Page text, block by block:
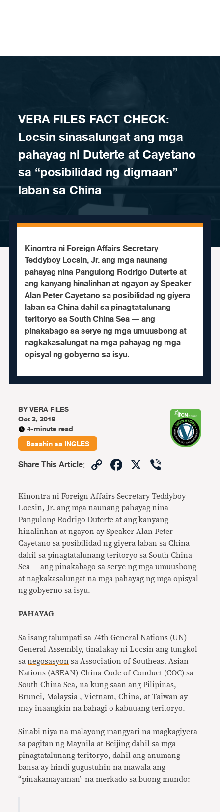
VERA FILES FACT CHECK:
Locsin sinasalungat ang mga
pahayag ni Duterte at Cayetano
sa “posibilidad ng digmaan”
laban sa China
Kinontra ni Foreign Affairs Secretary
Teddyboy Locsin, Jr. ang mga naunang
pahayag nina Pangulong Rodrigo Duterte at
ang kanyang hinalinhan at ngayon ay Speaker
Alan Peter Cayetano sa posibilidad ng giyera
laban sa China dahil sa pinagtatalunang
teritoryo sa South China Sea — ang
pinakabago sa serye ng mga umuusbong at
nagkakasalungat na mga pahayag ng mga
opisyal ng gobyerno sa isyu.
BYVERA FILES
Oct 2, 2019
4-minute read
Basahin saINGLES
Share This Article: CopyFacebook
X
Kinontra ni Foreign Affairs Secretary Teddyboy
Locsin, Jr. ang mga naunang pahayag nina
Pangulong Rodrigo Duterte at ang kanyang
hinalinhan at ngayon ay Speaker Alan Peter
Cayetano sa posibilidad ng giyera laban sa China
dahil sa pinagtatalunang teritoryo sa South China
Sea — ang pinakabago sa serye ng mga umuusbong
at nagkakasalungat na mga pahayag ng mga opisyal
ng gobyerno sa isyu.
PAHAYAG
Sa isang talumpati sa 74th General Nations (UN)
General Assembly, tinalakay ni Locsin ang tungkol
sanegosasyon sa Association of Southeast Asian
Nations (ASEAN)-China Code of Conduct (COC) sa
South China Sea, na kung saan ang Pilipinas,
Brunei, Malaysia , Vietnam, China, at Taiwan ay
may inaangkin na bahagi o kabuuang teritoryo.
Sinabi niya na malayong mangyari na magkagiyera
sa pagitan ng Maynila at Beijing dahil sa mga
pinagtatalunang teritoryo, dahil ang anumang
bansa ay hindi gugustuhin na mawala ang
“pinakamayaman” na merkado sa buong mundo: